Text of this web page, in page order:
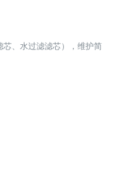
、水过滤滤芯），维护简